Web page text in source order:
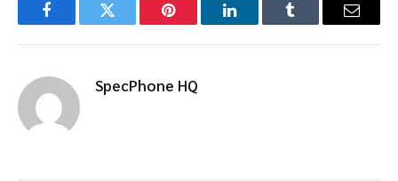
FacebookTwitter Pinterest LinkedInTumblr Email
SpecPhone HQ